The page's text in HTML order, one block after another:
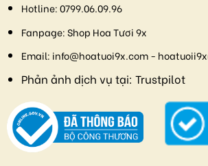
Hotline:0799.06.09.96
Fanpage:Shop Hoa Tươi 9x
Email: info@hoatuoi9x.com -
Phản ảnh dịch vụ tại: Trustpilot